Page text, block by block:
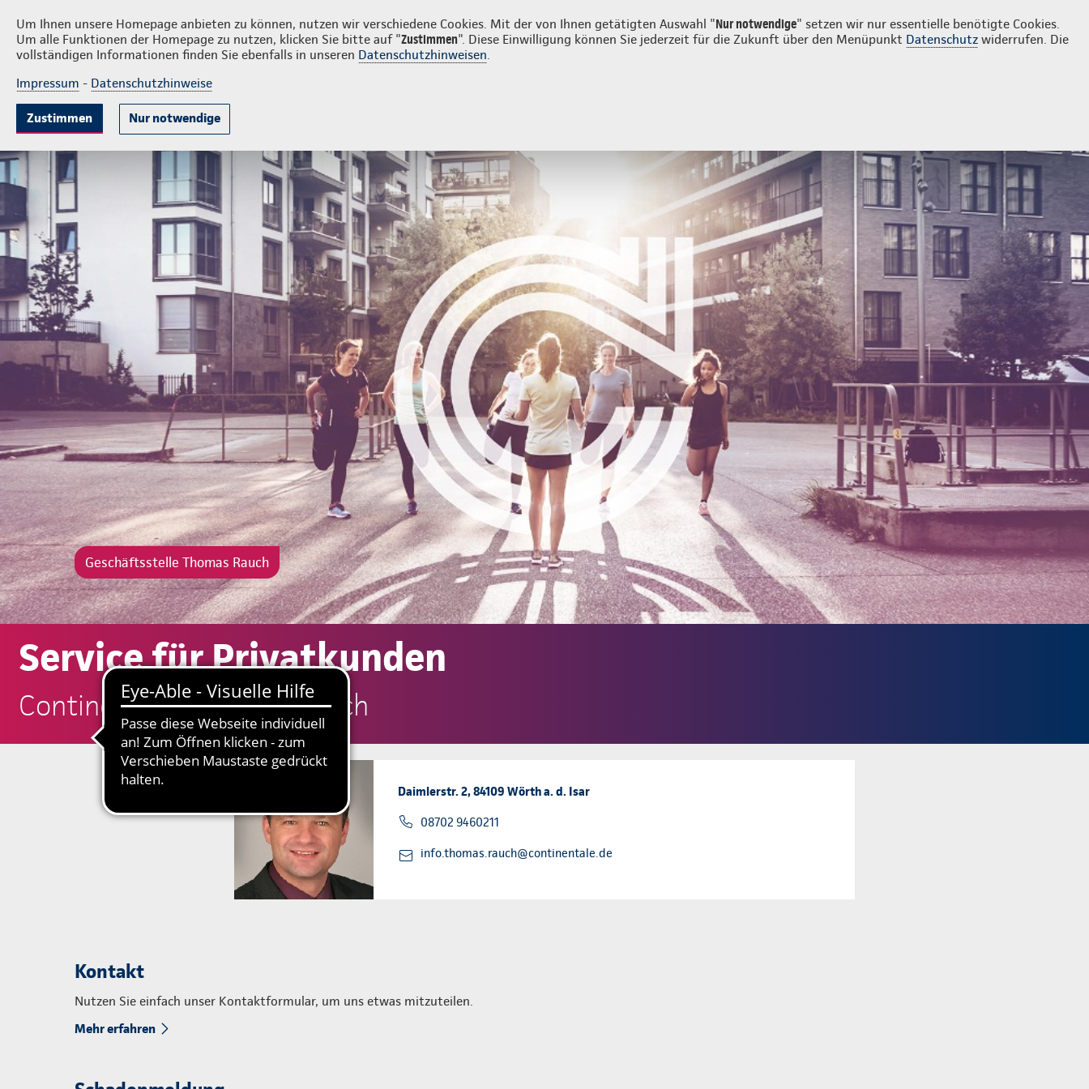
Um Ihnen unsere Homepage anbieten zu können, nutzen wir verschiedene Cookies. Mit der von Ihnen getätigten Auswahl "Nur notwendige" setzen wir nur essentielle benötigte Cookies.
Um alle Funktionen der Homepage zu nutzen, klicken Sie bitte auf "Zustimmen". Diese Einwilligung können Sie jederzeit für die Zukunft über den Menüpunkt Datenschutz widerrufen. Die
vollständigen Informationen finden Sie ebenfalls in unseren Datenschutzhinweisen.
Impressum - Datenschutzhinweise
Zustimmen Nur notwendige
Thomas Rauch Privatkunden Firmenkunden Login Kontakt 08702 9460211
KrankenversicherungLebensversicherung
Geschäftsstelle Thomas Rauch
Geschäftsstelle Thomas Rauch
Service für Privatkunden
Continentale: Thomas Rauch
Daimlerstr. 2, 84109 Wörth a. d. Isar
08702 9460211
info.thomas.rauch@continentale.de
Kontakt
Nutzen Sie einfach unser Kontaktformular, um uns etwas mitzuteilen.
Mehr erfahren